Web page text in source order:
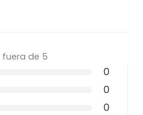
fuera de 5
0
0
0